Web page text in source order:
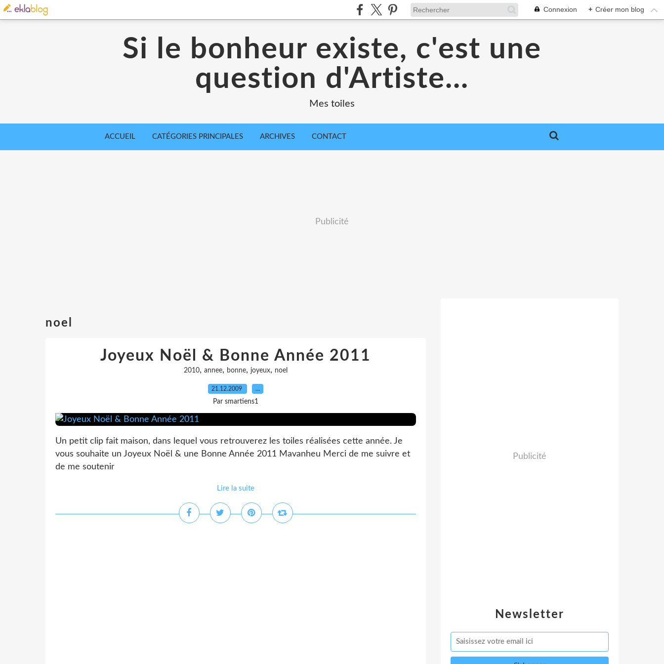
Connexion + Créer mon blog
Si le bonheur existe, c'est une
question d'Artiste...
Mes toiles
ACCUEIL CATÉGORIES PRINCIPALES ARCHIVES CONTACT
Publicité
noel
Joyeux Noël & Bonne Année 2011
2010, annee, bonne, joyeux, noel
21.12.2009 …
Par smartiens1
Un petit clip fait maison, dans lequel vous retrouverez les toiles réalisées cette année. Je
vous souhaite un Joyeux Noël & une Bonne Année 2011 Mavanheu Merci de me suivre et
de me soutenir
Lire la suite
Newsletter
Publicité